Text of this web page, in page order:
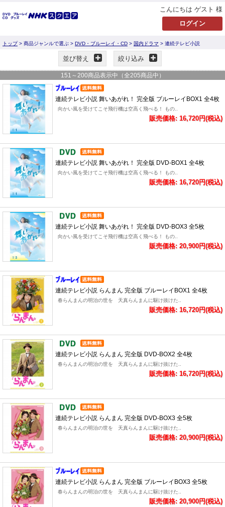
こんにちは ゲスト 様
トップ> 商品ジャンルで選ぶ > DVD・ブルーレイ・CD > 国内ドラマ > 連続テレビ小説
並び替え 絞り込み
151 ～ 200商品表示中（全205商品中）
連続テレビ小説 舞いあがれ！ 完全版 ブルーレイBOX1 全4枚
向かい風を受けてこそ飛行機は空高く飛べる！ もの..
販売価格: 16,720円(税込)
連続テレビ小説 舞いあがれ！ 完全版 DVD-BOX1 全4枚
向かい風を受けてこそ飛行機は空高く飛べる！ もの..
販売価格: 16,720円(税込)
連続テレビ小説 舞いあがれ！ 完全版 DVD-BOX3 全5枚
向かい風を受けてこそ飛行機は空高く飛べる！ もの..
販売価格: 20,900円(税込)
連続テレビ小説 らんまん 完全版 ブルーレイBOX1 全4枚
春らんまんの明治の世を 天真らんまんに駆け抜けた..
販売価格: 16,720円(税込)
連続テレビ小説 らんまん 完全版 DVD-BOX2 全4枚
春らんまんの明治の世を 天真らんまんに駆け抜けた..
販売価格: 16,720円(税込)
連続テレビ小説 らんまん 完全版 DVD-BOX3 全5枚
春らんまんの明治の世を 天真らんまんに駆け抜けた..
販売価格: 20,900円(税込)
連続テレビ小説 らんまん 完全版 ブルーレイBOX3 全5枚
春らんまんの明治の世を 天真らんまんに駆け抜けた..
販売価格: 20,900円(税込)